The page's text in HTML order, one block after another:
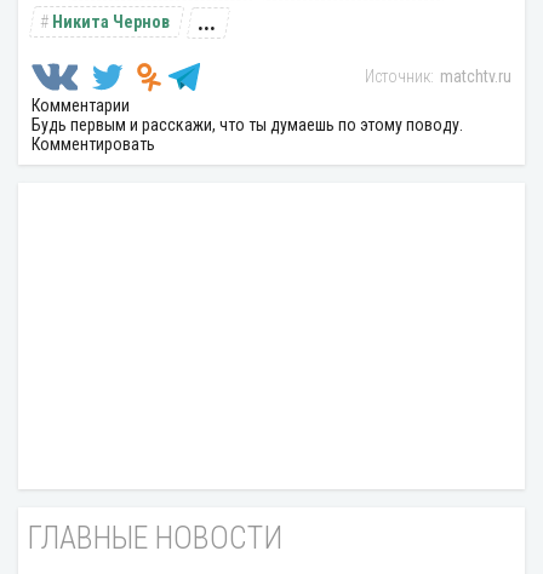
Никита Чернов
...
matchtv.ru
Комментарии
Будь первым и расскажи, что ты думаешь по этому поводу.
Комментировать
ГЛАВНЫЕ НОВОСТИ